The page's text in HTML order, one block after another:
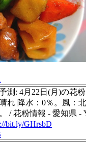
測: 4月22日(月)の花
れ 降水：0％。風：
/ 花粉情報 - 愛知県 -
bit.ly/GHrsbD